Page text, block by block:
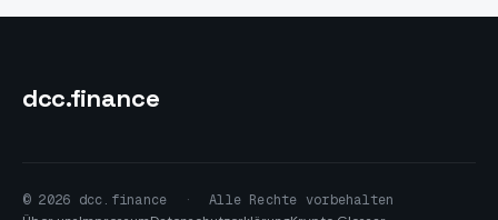
dcc.finance
© 2026 dcc.finance ·
Alle Rechte vorbehalten